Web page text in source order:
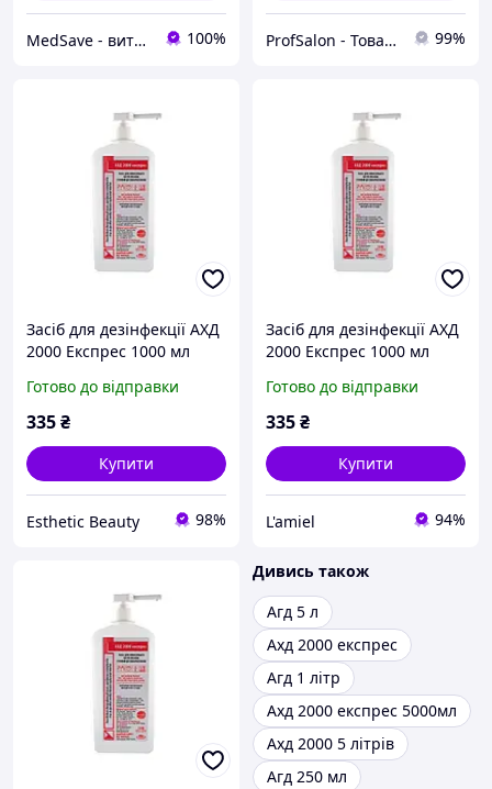
MedSave - витратні матеріали для індустрії красоти 100% ProfSalon - Товари для професіоналів 99%
Засіб для дезінфекції АХД
2000 Експрес 1000 мл
Готово до відправки
335₴
Купити
Esthetic Beauty 98%
Засіб для дезінфекції АХД
2000 Експрес 1000 мл
Готово до відправки
335₴
Купити
L'amiel 94%
Дивись також
Агд 5 л
Ахд 2000 експрес
Агд 1 літр
Ахд 2000 експрес 5000мл
Ахд 2000 5 літрів
Агд 250 мл